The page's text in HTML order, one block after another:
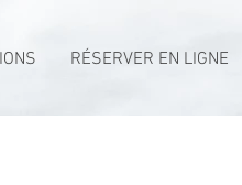
RÉSERVER EN LIGNE